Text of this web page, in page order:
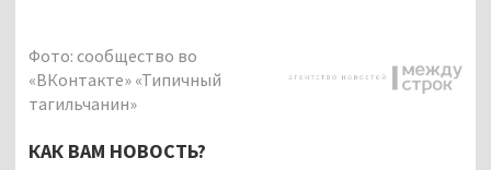
Фото: сообщество во
«ВКонтакте» «Типичный
тагильчанин»
КАК ВАМ НОВОСТЬ?